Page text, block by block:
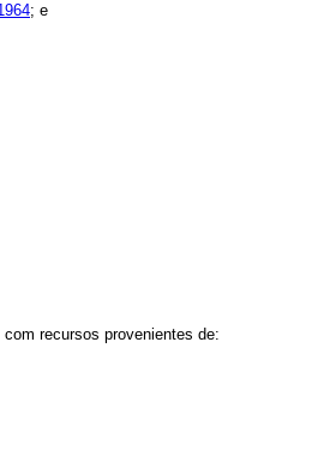
; e
com recursos provenientes de: